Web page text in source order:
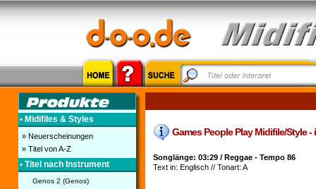
• Midifiles & Styles
» Neuerscheinungen
» Titel von A-Z
• Titel nach Instrument
Genos 2 (Genos)
Games People Play Midifile/Style
Songlänge: 03:29 / Reggae - Tempo 86
Text in: Englisch // Tonart: A